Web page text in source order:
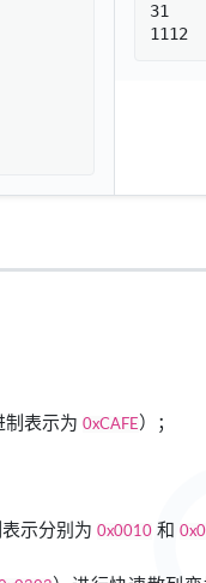
31
制表示为 0xCAFE）；
示分别为0x0010 和